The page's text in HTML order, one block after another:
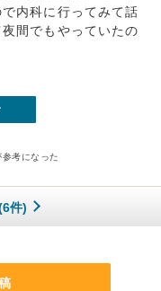
内科に行ってみて話
間でもやっていたの
考になった
件)